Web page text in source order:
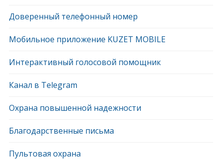
Доверенный телефонный номер
Мобильное приложение KUZET MOBILE
Интерактивный голосовой помощник
Канал в Telegram
Охрана повышенной надежности
Благодарственные письма
Пультовая охрана